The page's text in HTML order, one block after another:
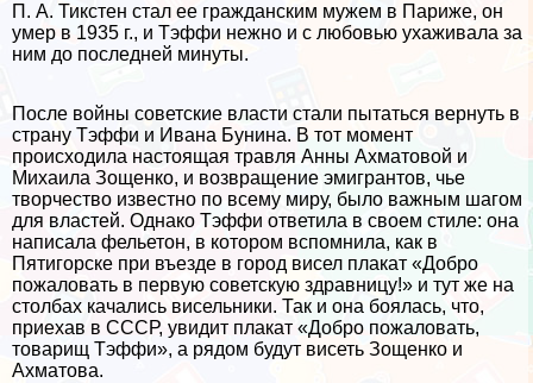
П. А. Тикстен стал ее гражданским мужем в Париже, он
умер в 1935 г., и Тэффи нежно и с любовью ухаживала за
ним до последней минуты.
После войны советские власти стали пытаться вернуть в
страну Тэффи и Ивана Бунина. В тот момент
происходила настоящая травля Анны Ахматовой и
Михаила Зощенко, и возвращение эмигрантов, чье
творчество известно по всему миру, было важным шагом
для властей. Однако Тэффи ответила в своем стиле: она
написала фельетон, в котором вспомнила, как в
Пятигорске при въезде в город висел плакат «Добро
пожаловать в первую советскую здравницу!» и тут же на
столбах качались висельники. Так и она боялась, что,
приехав в СССР, увидит плакат «Добро пожаловать,
товарищ Тэффи», а рядом будут висеть Зощенко и
Ахматова.